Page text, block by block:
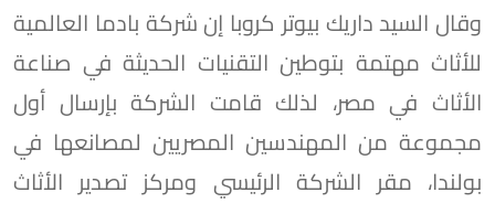
وقال السيد داريك بيوتر كروبا إن شركة بادما العالمية
للأثاث مهتمة بتوطين التقنيات الحديثة في صناعة
الأثاث في مصر، لذلك قامت الشركة بإرسال أول
مجموعة من المهندسين المصريين لمصانعها في
بولندا، مقر الشركة الرئيسي ومركز تصدير الأثاث